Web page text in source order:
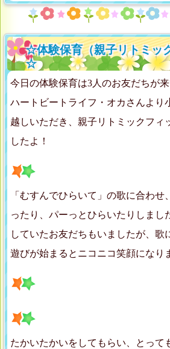
☆体験保育（親子リトミッ
☆
今日の体験保育は3人のお友だちが来
ハートビートライフ・オカさんよ
越しいただき、親子リトミックフィ
したよ！
「むすんでひらいて」の歌に合わせ
ったり、パーっとひらいたりしまし
していたお友だちもいましたが、歌
遊びが始まるとニコニコ笑顔になり
たかいたかいをしてもらい、とって